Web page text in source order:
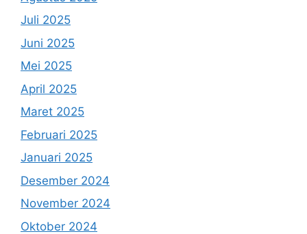
Juli 2025
Juni 2025
Mei 2025
April 2025
Maret 2025
Februari 2025
Januari 2025
Desember 2024
November 2024
Oktober 2024